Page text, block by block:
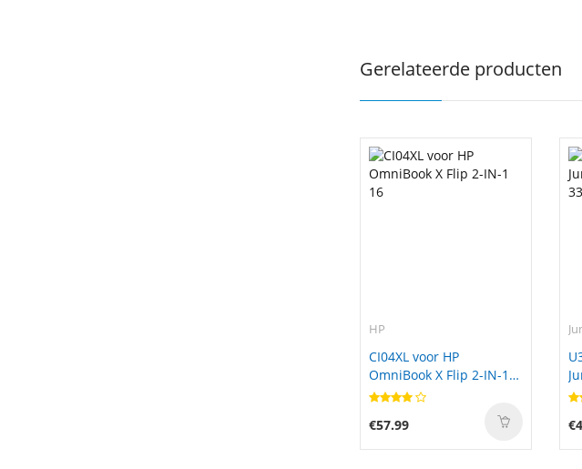
Gerelateerde producten
HP
CI04XL voor HP
OmniBook X Flip 2-IN-1
16
€57.99